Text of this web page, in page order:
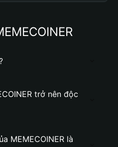
trở nên độc
MEMECOINER là